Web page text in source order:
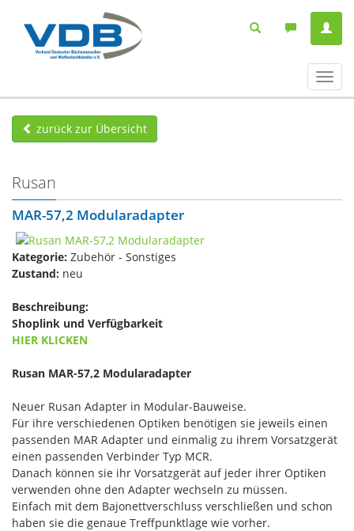
ein-/
zurück zur Übersicht
Rusan
MAR-57,2 Modularadapter
Kategorie: Zubehör - Sonstiges
Zustand: neu
Beschreibung:
Shoplink und Verfügbarkeit
HIER KLICKEN
Rusan MAR-57,2 Modularadapter
Neuer Rusan Adapter in Modular-Bauweise.
Für ihre verschiedenen Optiken benötigen sie jeweils einen
passenden MAR Adapter und einmalig zu ihrem Vorsatzgerät
einen passenden Verbinder Typ MCR.
Danach können sie ihr Vorsatzgerät auf jeder ihrer Optiken
verwenden ohne den Adapter wechseln zu müssen.
Einfach mit dem Bajonettverschluss verschließen und schon
haben sie die genaue Treffpunktlage wie vorher.